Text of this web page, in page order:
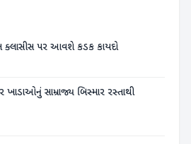
ક્લાસીસ પર આવશે કડક કાયદો
ખાડાઓનું સામ્રાજ્ય બિસ્માર રસ્તાથી